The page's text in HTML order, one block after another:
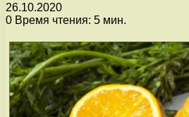
26.10.2020
0 Время чтения: 5 мин.